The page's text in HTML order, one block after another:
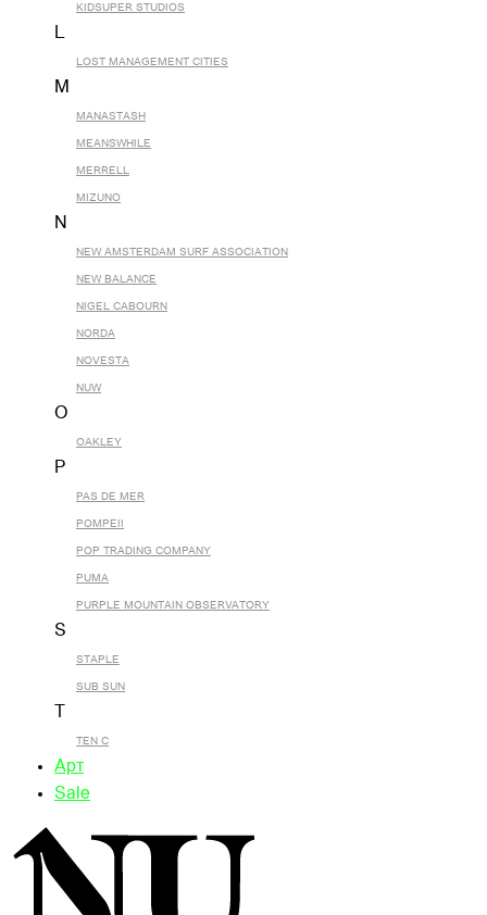
KIDSUPER STUDIOS
L
LOST MANAGEMENT CITIES
M
MANASTASH
MEANSWHILE
MERRELL
MIZUNO
N
NEW AMSTERDAM SURF ASSOCIATION
NEW BALANCE
NIGEL CABOURN
NORDA
NOVESTA
NUW
O
OAKLEY
P
PAS DE MER
POMPEII
POP TRADING COMPANY
PUMA
PURPLE MOUNTAIN OBSERVATORY
S
STAPLE
SUB SUN
TEN C
Арт
Sale